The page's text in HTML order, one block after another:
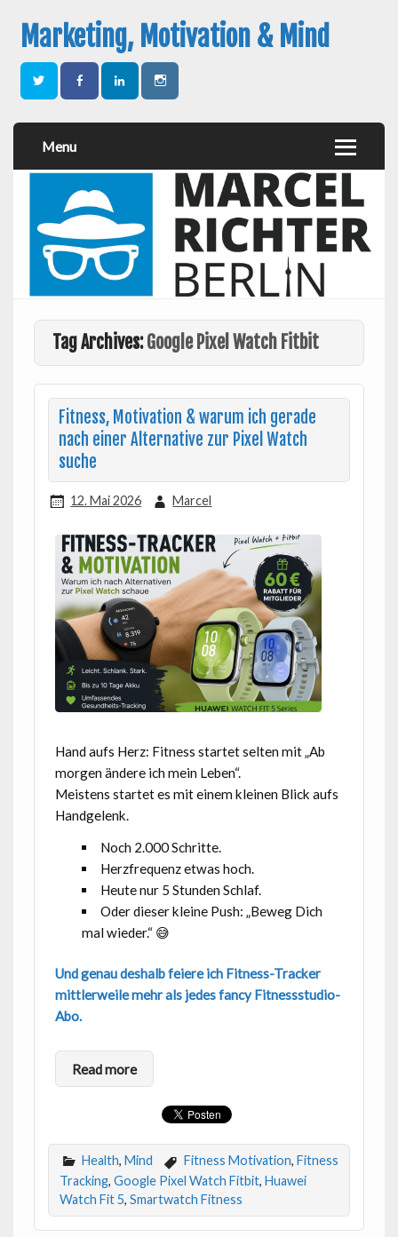
Marketing, Motivation & Mind
Menu
Tag Archives:Google Pixel Watch Fitbit
Fitness, Motivation & warum ich gerade
nach einer Alternative zur Pixel Watch
suche
12. Mai 2026 Marcel
Hand aufs Herz: Fitness startet selten mit „Ab
morgen ändere ich mein Leben“.
Meistens startet es mit einem kleinen Blick aufs
Handgelenk.
Noch 2.000 Schritte.
Herzfrequenz etwas hoch.
Heute nur 5 Stunden Schlaf.
Oder dieser kleine Push: „Beweg Dich
mal wieder.“ 😅
Und genau deshalb feiere ich Fitness-Tracker
mittlerweile mehr als jedes fancy Fitnessstudio-
Abo.
Read more
Health, Mind Fitness Motivation, Fitness
Tracking, Google Pixel Watch Fitbit, Huawei
Watch Fit 5, Smartwatch Fitness